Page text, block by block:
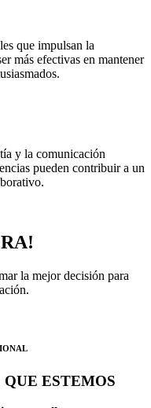
que impulsan la
más efectivas en mantener
y la comunicación
pueden contribuir a un
la mejor decisión para
ESTEMOS